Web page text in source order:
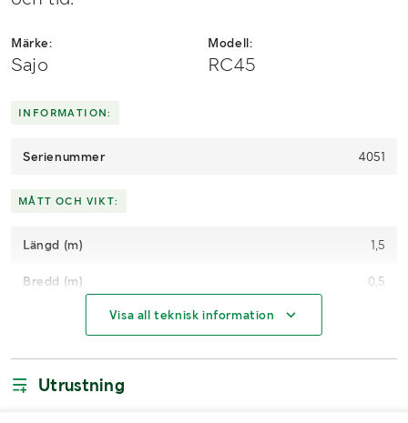
Märke:
Sajo
Modell:
RC45
INFORMATION:
Serienummer 4051
MÅTT OCH VIKT:
Längd (m) 1,5
Bredd (m) 0,5
LASTHJÄLPSINFORMATION:
Visa all teknisk information
Utrustning